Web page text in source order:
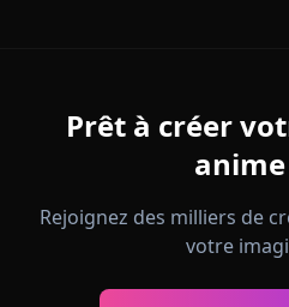
Prêt à créer
anime
Rejoignez des milliers de
votre